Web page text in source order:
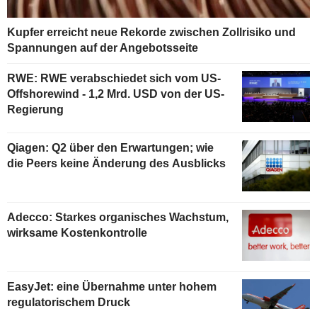
Kupfer erreicht neue Rekorde zwischen Zollrisiko und
Spannungen auf der Angebotsseite
RWE: RWE verabschiedet sich vom US-
Offshorewind - 1,2 Mrd. USD von der US-
Regierung
Qiagen: Q2 über den Erwartungen; wie
die Peers keine Änderung des Ausblicks
Adecco: Starkes organisches Wachstum,
wirksame Kostenkontrolle
EasyJet: eine Übernahme unter hohem
regulatorischem Druck